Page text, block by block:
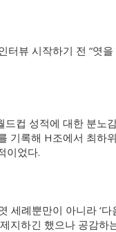
터뷰 시작하기 전 “엿
드컵 성적에 대한 분노
기록해 H조에서 최하
이었다.
세례뿐만이 아니라 ‘다
지하긴 했으나 공감